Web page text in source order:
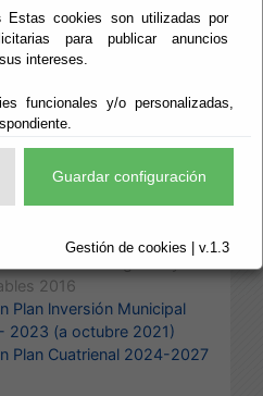
Estas cookies son utilizadas por
para publicar anuncios
intereses.
funcionales y/o personalizadas,
Guardar configuración
Gestión de cookies | v.1.3
Plan Cuatrienal 2016-
Plan Cuatrienal 2012-2015
municipales 2014-2015
Urbano (Valle
los Vélez) 2014-2020
Urbano (Territorio
y Modernización de
2015
2016
Plan lnversión Municipal
2023 (a octubre 2021)
Plan Cuatrienal 2024-2027